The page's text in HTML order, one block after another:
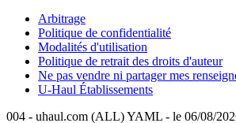
Arbitrage
Politique de confidentialité
Modalités d'utilisation
Politique de retrait des droits d'auteur
Ne pas vendre ni partager mes
U-Haul Établissements
004 - uhaul.com (ALL) YAML - le 06/08/